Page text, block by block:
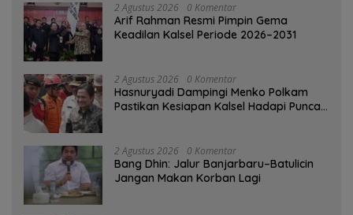
2 Agustus 2026 0 Komentar
Arif Rahman Resmi Pimpin Gema
Keadilan Kalsel Periode 2026–2031
2 Agustus 2026 0 Komentar
Hasnuryadi Dampingi Menko Polkam
Pastikan Kesiapan Kalsel Hadapi Puncak
2 Agustus 2026 0 Komentar
Bang Dhin: Jalur Banjarbaru–Batulicin
Jangan Makan Korban Lagi